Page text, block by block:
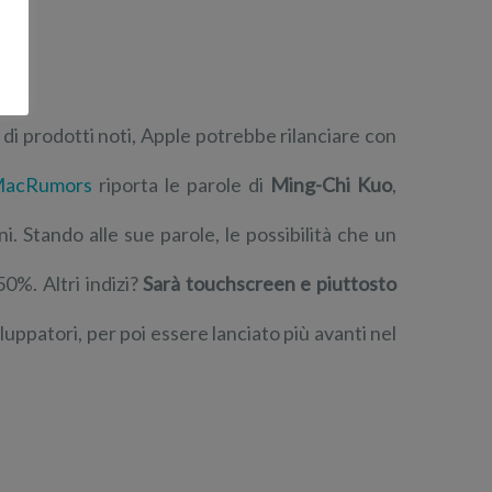
prodotti noti, Apple potrebbe rilanciare con
riporta le parole di Ming-Chi Kuo,
Stando alle sue parole, le possibilità che un
Altri indizi? Sarà touchscreen e piuttosto
per poi essere lanciato più avanti nel